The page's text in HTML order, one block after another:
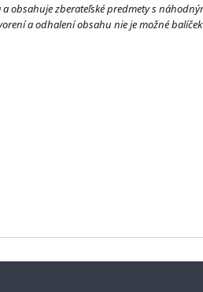
obsahuje zberateľské predmety s
a odhalení obsahu nie je možné